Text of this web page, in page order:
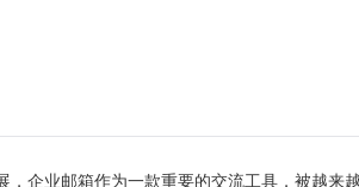
企业邮箱作为一款重要的交流工具，被越来